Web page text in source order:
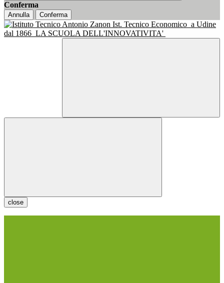
Conferma
Annulla Conferma
Ist. Tecnico Economico a Udine
dal 1866 LA SCUOLA DELL'INNOVATIVITA'
close